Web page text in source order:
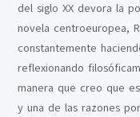
del siglo XX devora la
novela centroeuropea,
constantemente
reflexionando
manera que creo que
y una de las razones